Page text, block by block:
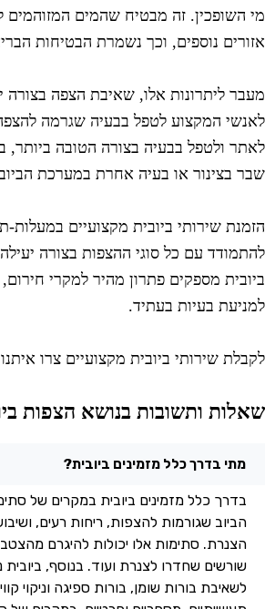
השופכין. זה מבטיח שהמים המזוהמים
נוספים, וכך נשמרת הבטיחות
ליתרונות אלו, שאיבת הצפה בצורה
המקצוע לטפל בבעיה שגרמה
ולטפל בבעיה בצורה הטובה ביותר,
בצינור או בעיה אחרת במערכת הביוב.
שירותי ביובית מקצועיים
עם כל סוגי ההצפות בצורה יעילה
מספקים פתרון מהיר למקרי
בעיות בעתיד.
שירותי ביובית מקצועיים צרו
ותשובות בנושא הצפות
מתי בדרך כלל מזמינים ביובית?
בדרך כלל מזמינים ביובית במקרים של
הביוב שגורמות להצפות, ריחות רעים,
הצנרת. סתימות אלו יכולות להיגרם
שורשים שחדרו לצנרת ועוד. בנוסף, ביובית
לשאיבת בורות שומן, בורות ספיגה וניקוי